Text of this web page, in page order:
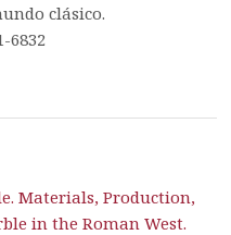
clásico.
6832
Materials, Production,
in the Roman West.